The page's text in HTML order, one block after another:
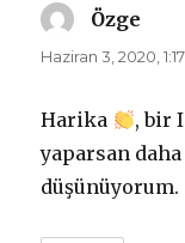
Özge
ki:
Haziran 3, 2020,
Harika
, bir
yaparsan
düşünüyorum.